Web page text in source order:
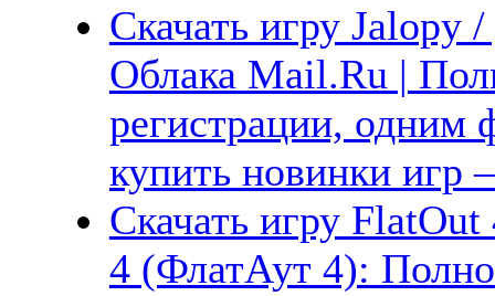
Скачать игру Jalopy
Облака Mail.Ru |
регистрации, одним
купить новинки
Скачать игру
4 (ФлатАут 4):